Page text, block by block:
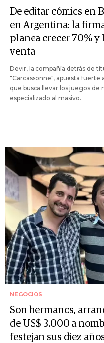
De editar cómics en
en Argentina: la
planea crecer 70%
venta
Devir, la compañía detrás de
"Carcassonne", apuesta fuerte
que busca llevar los juegos de
especializado al masivo.
NEGOCIOS
Son hermanos,
de US$ 3.000 a
festejan sus diez